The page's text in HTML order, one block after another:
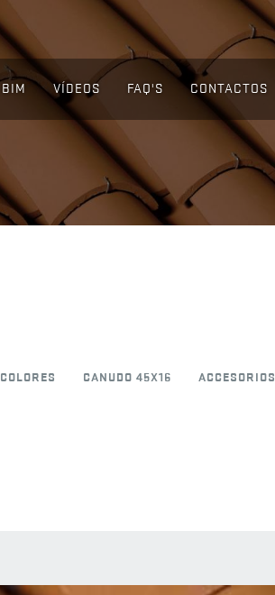
BIM VÍDEOS FAQ'S CONTACTOS
COLORES CANUDO 45X16 ACCESORIOS